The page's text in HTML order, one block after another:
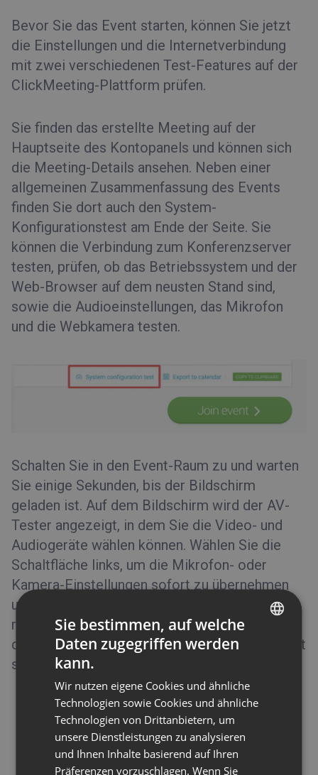
Bevor Sie das Event starten, können Sie jetzt
die Einstellungen und die Internetverbindung
mit zwei verschiedenen Test-Features auf der
ClickMeeting-Plattform prüfen.
Sie finden das erstellte Meeting auf der
Hauptseite des Kontopanels und können sich
die Meeting-Details ansehen. Neben einer
allgemeinen Zusammenfassung des Events
finden Sie dort auch den System-
Konfigurationstest am Ende der Seite. Sie
können die Verbindung zum Konferenzserver
testen, prüfen, ob das Betriebssystem und der
Web-Browser auf dem neusten Stand sind,
sowie die Audioeinstellungen, das Mikrofon
und die Webkamera testen.
Schalten Sie in den Event-Raum zu und warten
Sie einige Sekunden, bis der Bildschirm
geladen ist. Auf dem Bildschirm wird der AV-
Tester angezeigt, in dem Sie die Video- und
Audiogeräte wählen können. Wählen Sie die
Schaltfläche links, um die Mikrofon- oder
Kamera-Einstellungen sofort zu übernehmen
und das Event zu starten. Mit der Schaltfläche
rechts können Sie das Event vorbereiten und
die Teilnehmer warten lassen, bis Sie das Event
starten.
ENGLISH
GERMAN
POLISH
RUSSIAN
SPANISH
Sie bestimmen, auf welche
Daten zugegriffen werden
kann.
Wir nutzen eigene Cookies und ähnliche
Technologien sowie Cookies und ähnliche
Technologien von Drittanbietern, um
unsere Dienstleistungen zu analysieren
und Ihnen Inhalte basierend auf Ihren
Präferenzen vorzuschlagen. Wenn Sie